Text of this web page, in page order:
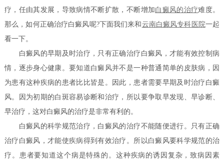
疗，任由其发展，导致病情不断扩散，不断增加白癜风的治疗难度。
那么，如何正确治疗白癜风呢?下面我们来和 云南白癜风专科医院一起
看一下。
白癜风的早期及时治疗，只有正确治疗白癜风，才能有效控制病
情，逐步身心健康。要知道白癜风并不是一种普通简单的皮肤病，因
为患有这种疾病的患者比比皆是。因此，患者需要早期及时治疗白癜
风。因为初期的白斑容易诊断和治疗，所以要争取早发现、早诊断、
早治疗，这对白癜风的治疗是非常有利的。
白癜风的科学规范治疗，白癜风的治疗不能随便进行。只有正确
治疗白癜风，才能使疾病得到有效治疗。所以白癜风要科学规范的治
疗。患者要知道这个病是特殊的。这种疾病的诱因复杂，致病因素